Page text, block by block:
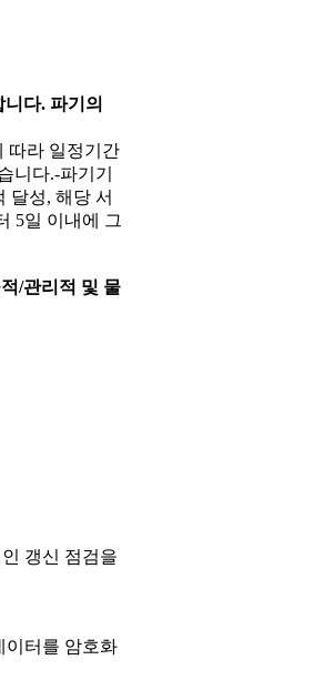
다. 파기의
따라 일정기간
니다.-파기기
달성, 해당 서
5일 이내에 그
/관리적 및 물
갱신 점검을
이터를 암호화